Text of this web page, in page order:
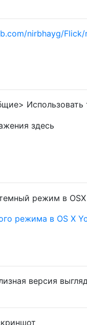
nirbhayg/Flick/
режима в OS X
версия